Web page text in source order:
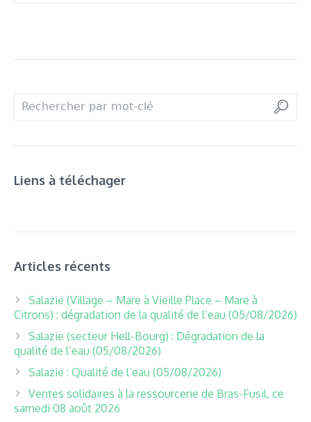
Liens à téléchager
Articles récents
Salazie (Village – Mare à Vieille Place – Mare à
Citrons) : dégradation de la qualité de l’eau (05/08/2026)
Salazie (secteur Hell-Bourg) : Dégradation de la
qualité de l’eau (05/08/2026)
Salazie : Qualité de l’eau (05/08/2026)
Ventes solidaires à la ressourcerie de Bras-Fusil, ce
samedi 08 août 2026